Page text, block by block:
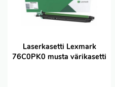
Laserkasetti Lexmark
76C0PK0 musta värikasetti